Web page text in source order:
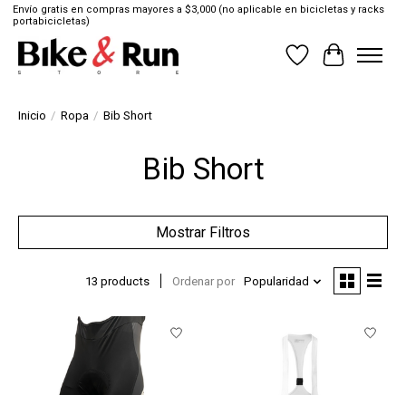
Envío gratis en compras mayores a $3,000 (no aplicable en bicicletas y racks
portabicicletas)
Lista de deseos
Cesta
Inicio / Ropa / Bib Short
Bib Short
Mostrar Filtros
13 products Ordenar por Popularidad